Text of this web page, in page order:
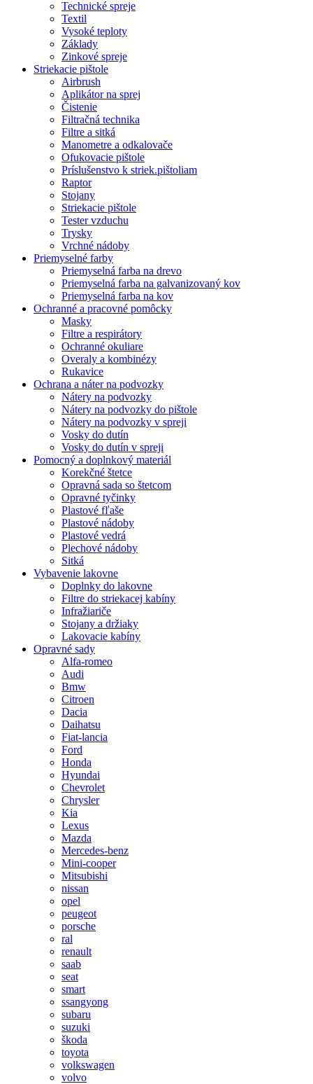
Technické spreje
Textil
Vysoké teploty
Základy
Zinkové spreje
Striekacie pištole
Airbrush
Aplikátor na sprej
Čistenie
Filtračná technika
Filtre a sitká
Manometre a odkalovače
Ofukovacie pištole
Príslušenstvo k striek.pištoliam
Raptor
Stojany
Striekacie pištole
Tester vzduchu
Trysky
Vrchné nádoby
Priemyselné farby
Priemyselná farba na drevo
Priemyselná farba na galvanizovaný kov
Priemyselná farba na kov
Ochranné a pracovné pomôcky
Masky
Filtre a respirátory
Ochranné okuliare
Overaly a kombinézy
Rukavice
Ochrana a náter na podvozky
Nátery na podvozky
Nátery na podvozky do pištole
Nátery na podvozky v spreji
Vosky do dutín
Vosky do dutín v spreji
Pomocný a doplnkový materiál
Korekčné štetce
Opravná sada so štetcom
Opravné tyčinky
Plastové fľaše
Plastové nádoby
Plastové vedrá
Plechové nádoby
Sitká
Vybavenie lakovne
Doplnky do lakovne
Filtre do striekacej kabíny
Infražiariče
Stojany a držiaky
Lakovacie kabíny
Opravné sady
Alfa-romeo
Audi
Bmw
Citroen
Dacia
Daihatsu
Fiat-lancia
Ford
Honda
Hyundai
Chevrolet
Chrysler
Kia
Lexus
Mazda
Mercedes-benz
Mini-cooper
Mitsubishi
nissan
opel
peugeot
porsche
ral
renault
saab
seat
smart
ssangyong
subaru
suzuki
škoda
toyota
volkswagen
volvo